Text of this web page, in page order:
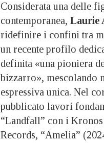
Considerata una delle
contemporanea, Laurie
ridefinire i confini tra
un recente profilo
definita «una pioniera
bizzarro», mescolando
espressiva unica. Nel
pubblicato lavori
“Landfall” con i Kronos
Records, “Amelia”